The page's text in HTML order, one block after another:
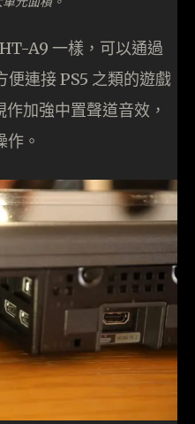
A9 一樣，可以通過
連接 PS5 之類的遊戲
加強中置聲道音效，
。